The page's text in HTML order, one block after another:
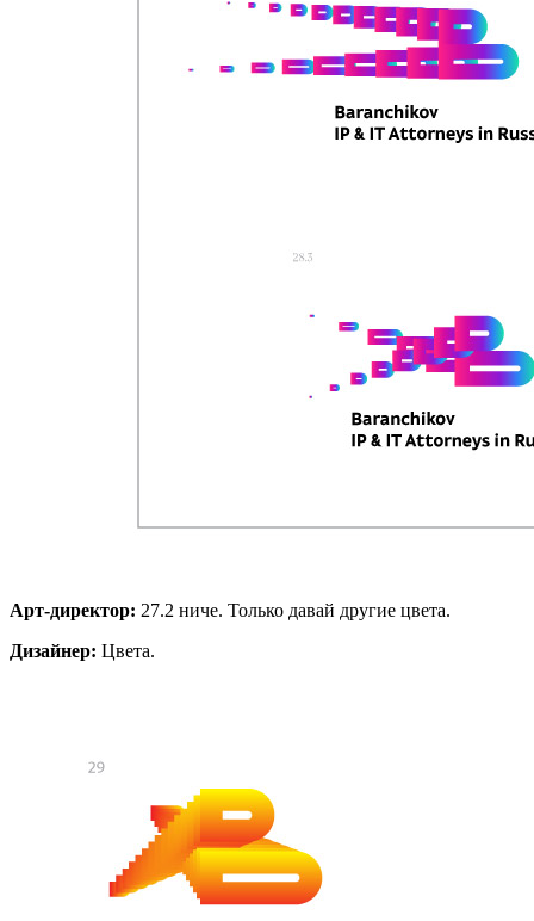
Арт-директор: 27.2 ниче. Только давай другие цвета.
Дизайнер: Цвета.